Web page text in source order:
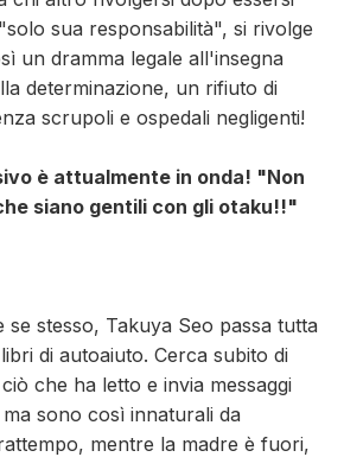
sua responsabilità", si rivolge
un dramma legale all'insegna
determinazione, un rifiuto di
scrupoli e ospedali negligenti!
è attualmente in onda! "Non
siano gentili con gli otaku!!"
se stesso, Takuya Seo passa tutta
di autoaiuto. Cerca subito di
che ha letto e invia messaggi
sono così innaturali da
mentre la madre è fuori,